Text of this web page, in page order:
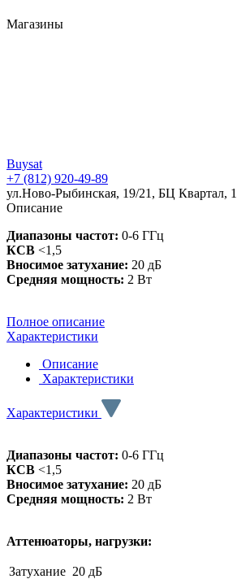
Магазины
Buysat
+7 (812) 920-49-89
ул.Ново-Рыбинская, 19/21, БЦ Квартал,
Описание
Диапазоны частот: 0-6 ГГц
КСВ <1,5
Вносимое затухание: 20 дБ
Средняя мощность: 2 Вт
Полное описание
Характеристики
Описание
Характеристики
Характеристики
Диапазоны частот: 0-6 ГГц
КСВ <1,5
Вносимое затухание: 20 дБ
Средняя мощность: 2 Вт
Аттенюаторы, нагрузки:
Затухание 20 дБ